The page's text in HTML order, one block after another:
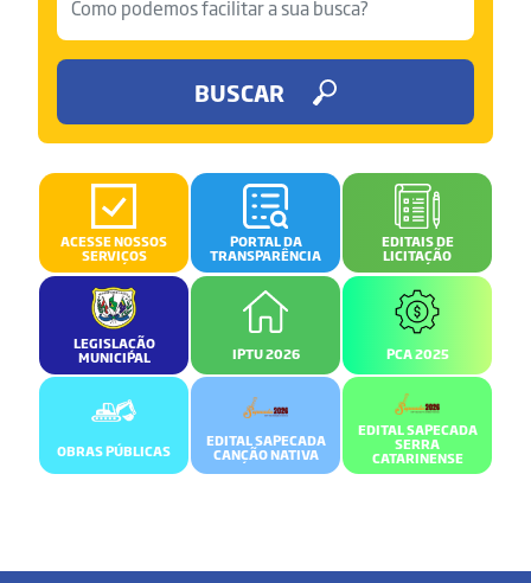
BUSCAR
ACESSE NOSSOS
SERVIÇOS
PORTAL DA
TRANSPARÊNCIA
EDITAIS DE
LICITAÇÃO
LEGISLAÇÃO
MUNICIPAL IPTU 2026 PCA 2025
OBRAS PÚBLICAS
EDITAL SAPECADA
CANÇÃO NATIVA
EDITAL SAPECADA
SERRA
CATARINENSE